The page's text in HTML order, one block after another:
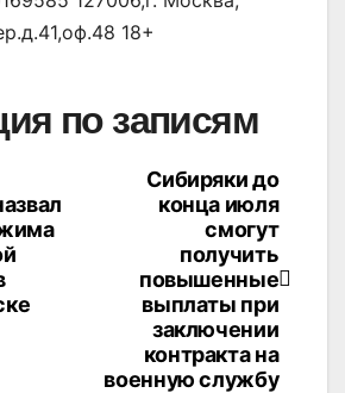
18+
по записям
Сибиряки до
конца июля
смогут
получить
повышенные
выплаты при
заключении
контракта на
военную службу